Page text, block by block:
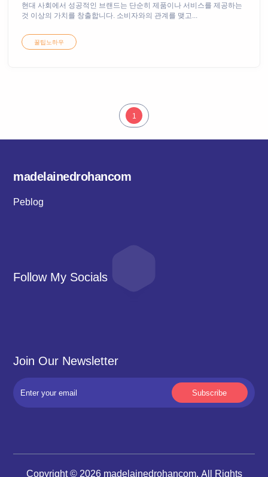
현대 사회에서 성공적인 브랜드는 단순히 제품이나 서비스를 제공하는
것 이상의 가치를 창출합니다. 소비자와의 관계를 맺고...
꿀팁노하우
1
madelainedrohancom
Peblog
Follow My Socials
Join Our Newsletter
Copyright © 2026 madelainedrohancom. All Rights